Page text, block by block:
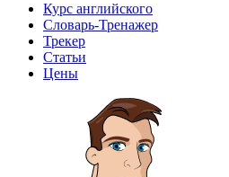
Курс английского
Словарь-Тренажер
Трекер
Статьи
Цены